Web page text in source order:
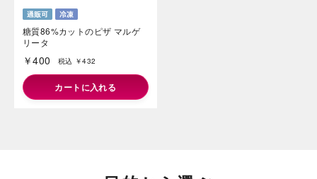
糖質86%カットのピザ マルゲ
リータ
￥400 税込 ￥432
カートに入れる